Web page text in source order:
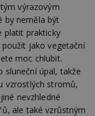
výrazovým
by neměla být
platit prakticky
jako vegetační
moc chlubit.
úpal, takže
vzrostlých stromů,
nevzhledné
ale také vzrůstným